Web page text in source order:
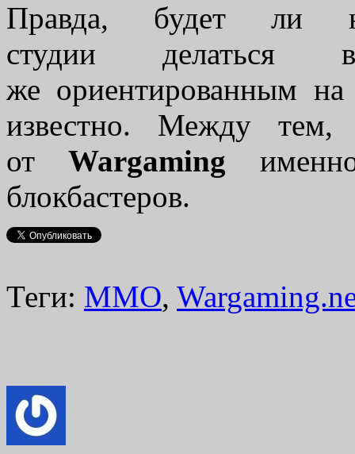
Правда, будет ли
студии
же ориентированным
известно. Между
от Wargaming
блокбастеров.
Теги: MMO,